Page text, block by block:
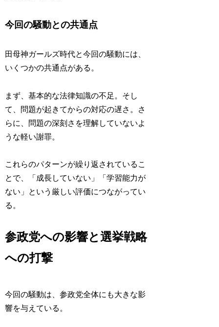
今回の騒動との共通点
田母神ガールズ時代と今回の騒動には、
いくつかの共通点がある。
まず、基本的な法律知識の不足。そし
て、問題が起きてからの対応の遅さ。さ
らに、問題の深刻さを理解していないよ
うな軽い謝罪。
これらのパターンが繰り返されているこ
とで、「成長していない」「学習能力が
ない」という厳しい評価につながってい
る。
参政党への影響と選挙戦略
への打撃
今回の騒動は、参政党全体にも大きな影
響を与えている。